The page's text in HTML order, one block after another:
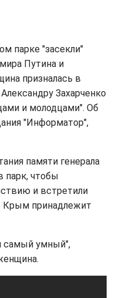
парке "засекли"
Путина и
призналась в
Захарченко
и молодцами". Об
"Информатор",
памяти генерала
парк, чтобы
и встретили
Крым принадлежит
самый умный",